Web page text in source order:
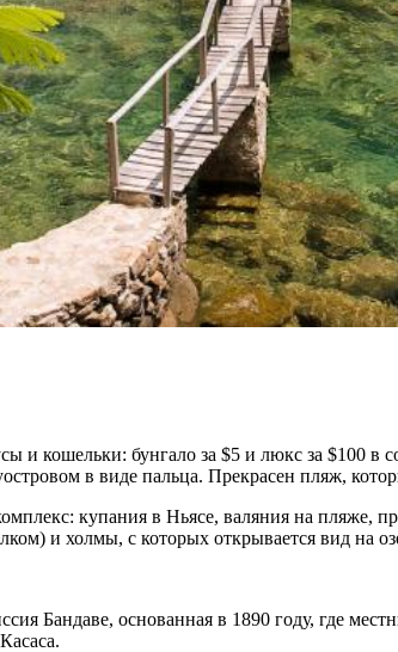
и кошельки: бунгало за $5 и люкс за $100 в
в виде пальца. Прекрасен пляж,
купания в Ньясе, валяния на пляже,
и холмы, с которых открывается вид на
Бандаве, основанная в 1890 году, где